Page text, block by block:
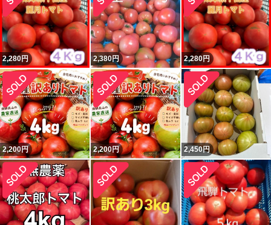
2,280円 2,380円 2,280円
2,200円 2,200円 2,450円